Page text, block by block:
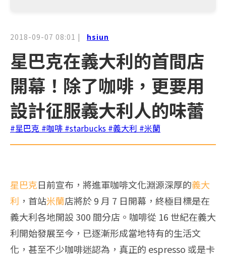
2018-09-07 08:01 | hsiun
星巴克在義大利的首間店
開幕！除了咖啡，更要用
設計征服義大利人的味蕾
#星巴克 #咖啡 #starbucks #義大利 #米蘭
星巴克日前宣布，將進軍咖啡文化淵源深厚的義大
利 ，首站米蘭店將於 9 月 7 日開幕，終極目標是在
義大利各地開設 300 間分店。咖啡從 16 世紀在義大
利開始發展至今，已逐漸形成當地特有的生活文
化，甚至不少咖啡迷認為，真正的 espresso 或是卡